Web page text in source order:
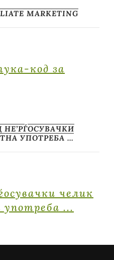
MARKETING
код за
УПОТРЕБА …